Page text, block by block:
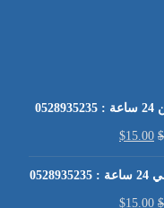
$
$15.00
$
$15.00